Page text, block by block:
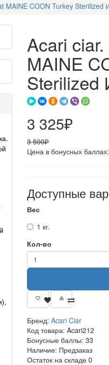
MAINE COON Turkey Sterilized
Acari
MAINE
Sterilized
3 325₽
3 500₽
Цена в бонусных
Доступные
Вес
1 кг.
Кол-во
Бренд: Acari Ciar
Код товара: Acari212
Бонусные баллы: 33
Наличие: Предзаказ
Остаток на складе 0